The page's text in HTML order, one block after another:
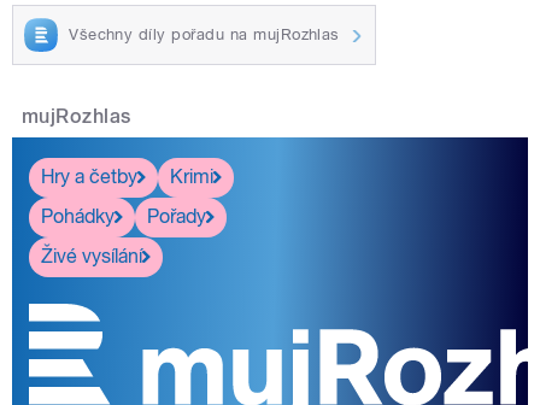
Všechny díly pořadu na mujRozhlas
mujRozhlas
Hry a četby
Krimi
Pohádky
Pořady
Živé vysílání